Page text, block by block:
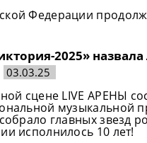
Федерации
2025»
03.03.25
сцене LIVE АРЕНЫ
музыкальной
главных звезд
исполнилось 10 лет!